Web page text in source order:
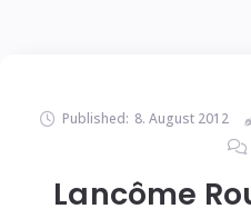
Published: 8. August 2012
Lancôme